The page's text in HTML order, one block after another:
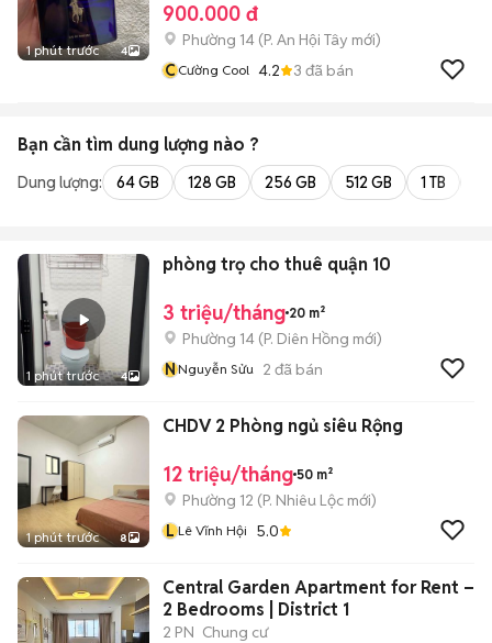
1 phút trước 4
900.000 đ
Phường 14 (P. An Hội Tây mới)
CCường Cool 4.2 3 đã bán
Bạn cần tìm dung lượng nào ?
Dung lượng: 64 GB 128 GB 256 GB 512 GB 1 TB
1 phút trước 4
phòng trọ cho thuê quận 10
3 triệu/tháng 20 m²
Phường 14 (P. Diên Hồng mới)
NNguyễn Sửu 2 đã bán
1 phút trước 8
CHDV 2 Phòng ngủ siêu Rộng
12 triệu/tháng 50 m²
Phường 12 (P. Nhiêu Lộc mới)
L Lê Vĩnh Hội 5.0
Central Garden Apartment for Rent –
2 Bedrooms | District 1
2 PN Chung cư